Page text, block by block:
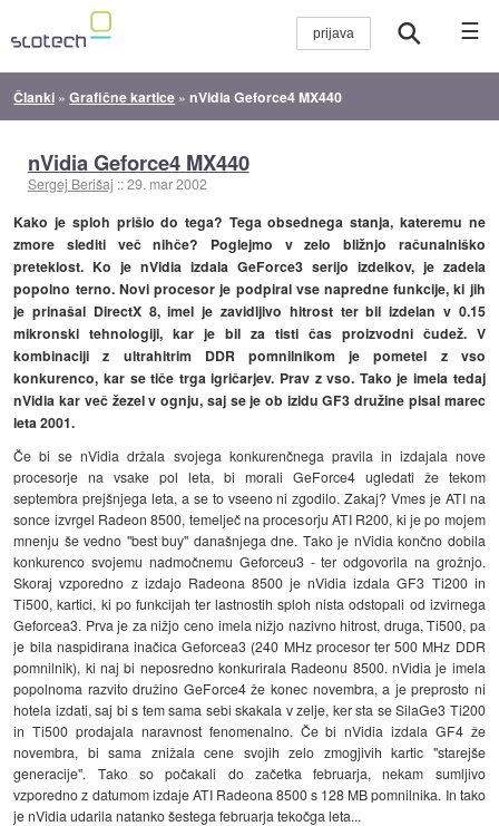
☰
Članki »Grafične kartice »nVidia Geforce4 MX440
nVidia Geforce4 MX440
Sergej Berišaj ::29. mar 2002
Kako je sploh prišlo do tega? Tega obsednega stanja, kateremu ne
zmore slediti več nihče? Poglejmo v zelo bližnjo računalniško
preteklost. Ko je nVidia izdala GeForce3 serijo izdelkov, je zadela
popolno terno. Novi procesor je podpiral vse napredne funkcije, ki jih
je prinašal DirectX 8, imel je zavidljivo hitrost ter bil izdelan v 0.15
mikronski tehnologiji, kar je bil za tisti čas proizvodni čudež. V
kombinaciji z ultrahitrim DDR pomnilnikom je pometel z vso
konkurenco, kar se tiče trga igričarjev. Prav z vso. Tako je imela tedaj
nVidia kar več žezel v ognju, saj se je ob izidu GF3 družine pisal marec
leta 2001.
Če bi se nVidia držala svojega konkurenčnega pravila in izdajala nove
procesorje na vsake pol leta, bi morali GeForce4 ugledati že tekom
septembra prejšnjega leta, a se to vseeno ni zgodilo. Zakaj? Vmes je ATI na
sonce izvrgel Radeon 8500, temelječ na procesorju ATI R200, ki je po mojem
mnenju še vedno "best buy" današnjega dne. Tako je nVidia končno dobila
konkurenco svojemu nadmočnemu Geforceu3 - ter odgovorila na grožnjo.
Skoraj vzporedno z izdajo Radeona 8500 je nVidia izdala GF3 Ti200 in
Ti500, kartici, ki po funkcijah ter lastnostih sploh nista odstopali od izvirnega
Geforcea3. Prva je za nižjo ceno imela nižjo nazivno hitrost, druga, Ti500, pa
je bila naspidirana inačica Geforcea3 (240 MHz procesor ter 500 MHz DDR
pomnilnik), ki naj bi neposredno konkurirala Radeonu 8500. nVidia je imela
popolnoma razvito družino GeForce4 že konec novembra, a je preprosto ni
hotela izdati, saj bi s tem sama sebi skakala v zelje, ker sta se SilaGe3 Ti200
in Ti500 prodajala naravnost fenomenalno. Če bi nVidia izdala GF4 že
novembra, bi sama znižala cene svojih zelo zmogjivih kartic "starejše
generacije". Tako so počakali do začetka februarja, nekam sumljivo
vzporedno z datumom izdaje ATI Radeona 8500 s 128 MB pomnilnika. In tako
je nVidia udarila natanko šestega februarja tekočga leta...